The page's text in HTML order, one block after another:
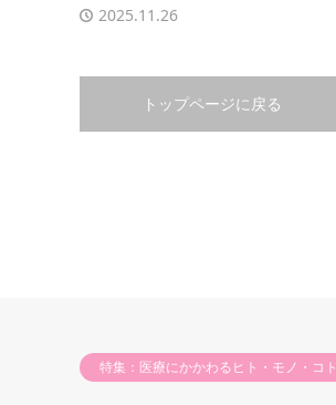
2025.11.26
トップページに戻る
特集：医療にかかわるヒト・モノ・コト